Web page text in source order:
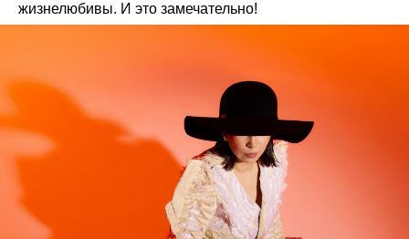
жизнелюбивы. И это замечательно!